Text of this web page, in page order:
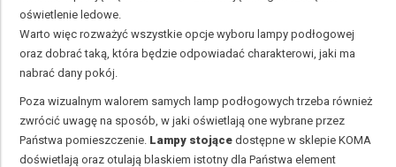
oświetlenie ledowe.
Warto więc rozważyć wszystkie opcje wyboru lampy podłogowej
oraz dobrać taką, która będzie odpowiadać charakterowi, jaki ma
nabrać dany pokój.
Poza wizualnym walorem samych lamp podłogowych trzeba również
zwrócić uwagę na sposób, w jaki oświetlają one wybrane przez
Państwa pomieszczenie. Lampy stojące dostępne w sklepie KOMA
doświetlają oraz otulają blaskiem istotny dla Państwa element